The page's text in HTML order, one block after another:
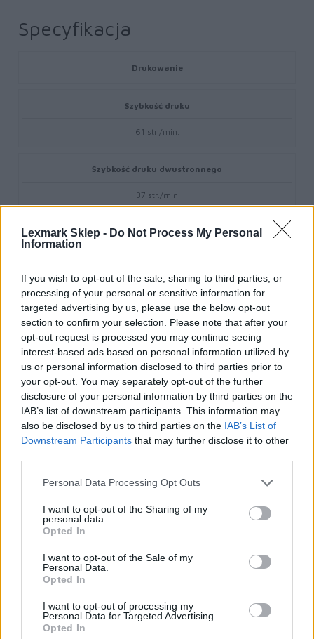
Lexmark Sklep - Do Not Process My Personal
Information
If you wish to opt-out of the sale, sharing to third parties, or
processing of your personal or sensitive information for
targeted advertising by us, please use the below opt-out
section to confirm your selection. Please note that after your
opt-out request is processed you may continue seeing
interest-based ads based on personal information utilized by
us or personal information disclosed to third parties prior to
your opt-out. You may separately opt-out of the further
disclosure of your personal information by third parties on the
IAB’s list of downstream participants. This information may
also be disclosed by us to third parties on the IAB’s List of
Downstream Participants that may further disclose it to other
Personal Data Processing Opt Outs
I want to opt-out of the Sharing of my
personal data.
Opted In
I want to opt-out of the Sale of my
Personal Data.
Opted In
I want to opt-out of processing my
Personal Data for Targeted Advertising.
Opted In
Specyfikacja
Drukowanie
Szybkość druku
61 str./min.
Szybkość druku dwustronnego
37 str./min
Czas wydruku pierwszej strony
Rozdzielczość druku
1200 x 1200 dpi
Druk dwustronny
Tak
Obsługa papieru
Etykiety winylowe, Etykiety zintegrowane, Paper Labels, Card
Folie
Tak